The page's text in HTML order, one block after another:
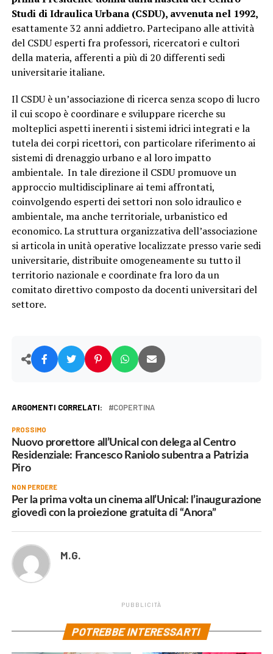
Studi di Idraulica Urbana (CSDU), avvenuta nel 1992,
esattamente 32 anni addietro. Partecipano alle attività
del CSDU esperti fra professori, ricercatori e cultori
della materia, afferenti a più di 20 differenti sedi
universitarie italiane.
Il CSDU è un’associazione di ricerca senza scopo di lucro
il cui scopo è coordinare e sviluppare ricerche su
molteplici aspetti inerenti i sistemi idrici integrati e la
tutela dei corpi ricettori, con particolare riferimento ai
sistemi di drenaggio urbano e al loro impatto
ambientale. In tale direzione il CSDU promuove un
approccio multidisciplinare ai temi affrontati,
coinvolgendo esperti dei settori non solo idraulico e
ambientale, ma anche territoriale, urbanistico ed
economico. La struttura organizzativa dell’associazione
si articola in unità operative localizzate presso varie sedi
universitarie, distribuite omogeneamente su tutto il
territorio nazionale e coordinate fra loro da un
comitato direttivo composto da docenti universitari del
settore.
ARGOMENTI CORRELATI: COPERTINA
PROSSIMO
Nuovo prorettore all’Unical con delega al Centro
Residenziale: Francesco Raniolo subentra a Patrizia
Piro
NON PERDERE
Per la prima volta un cinema all’Unical: l’inaugurazione
giovedì con la proiezione gratuita di “Anora”
M.G.
PUBBLICITÀ
POTREBBE INTERESSARTI